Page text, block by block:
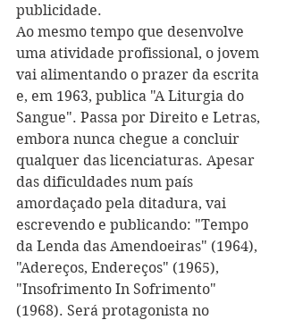
publicidade.
Ao mesmo tempo que desenvolve
uma atividade profissional, o jovem
vai alimentando o prazer da escrita
e, em 1963, publica "A Liturgia do
Sangue". Passa por Direito e Letras,
embora nunca chegue a concluir
qualquer das licenciaturas. Apesar
das dificuldades num país
amordaçado pela ditadura, vai
escrevendo e publicando: "Tempo
da Lenda das Amendoeiras" (1964),
"Adereços, Endereços" (1965),
"Insofrimento In Sofrimento"
(1968). Será protagonista no